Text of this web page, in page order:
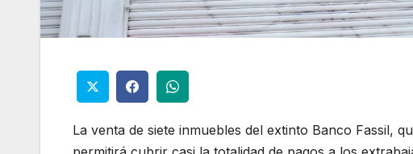
La venta de siete inmuebles del extinto Banco Fassil,